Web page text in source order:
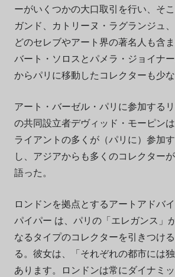
ーがいくつかの大口取引を行い、そ
ガンド、カトリーヌ・ラグランジュ
どのセレブやアート界の著名人も含
バート・ソロスとパメラ・ジョイナ
からパリに移動したコレクターも少な
アート・バーゼル・パリに参加する
の共同設立者デヴィッド・モーピン
ライアントの多くが（パリに）参加
し、アジアからも多くのコレクター
語った。
ロンドンを拠点とするアートアドバ
パイパー は、パリの「エレガンス」
なるタイプのコレクターを引きつけ
る。彼女は、「それぞれの都市には
あります。ロンドンは常にダイナミ